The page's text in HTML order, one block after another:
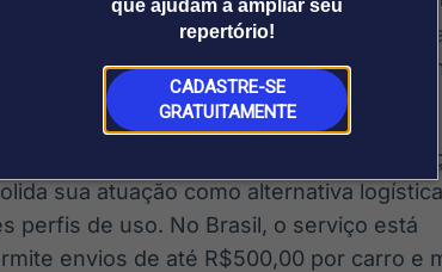
que ajudam a ampliar seu
repertório!
CADASTRE-SE
GRATUITAMENTE
com o entregador parceiro. A
atender a pedidos concentrados na
e com mais de 175 milhões de
sua atuação como alternativa logística
perfis de uso. No Brasil, o serviço está
envios de até R$500,00 por carro e